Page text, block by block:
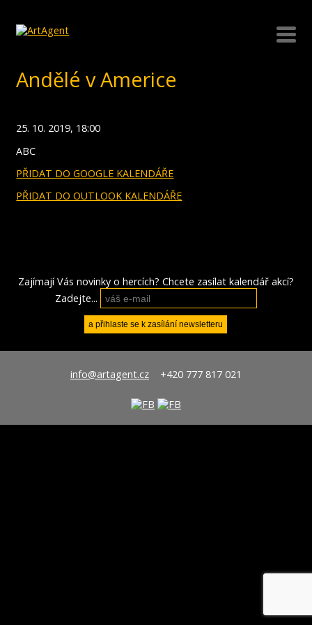
Andělé v Americe
25. 10. 2019, 18:00
ABC
PŘIDAT DO GOOGLE KALENDÁŘE
PŘIDAT DO OUTLOOK KALENDÁŘE
Zajímají Vás novinky o hercích? Chcete zasílat kalendář akcí?
Zadejte...
info@artagent.cz+420 777 817 021